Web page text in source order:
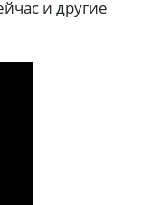
и другие